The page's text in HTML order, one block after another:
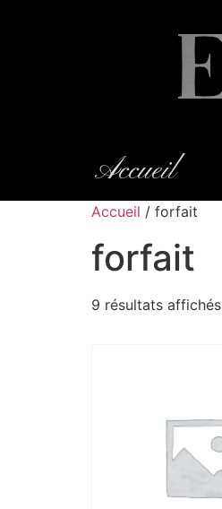
Accueil
Accueil / forfait
forfait
9 résultats affichés